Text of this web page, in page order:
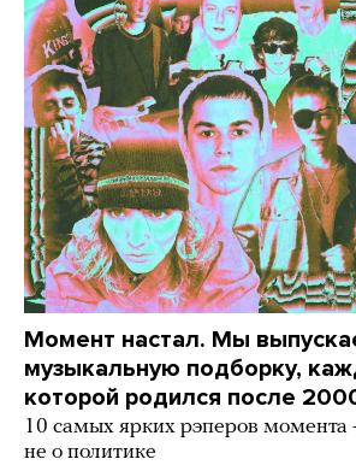
Момент настал. Мы
музыкальную подборку,
которой родился после
10 самых ярких рэперов момента
не о политике